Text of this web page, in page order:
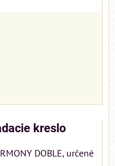
kreslo
DOBLE, určené